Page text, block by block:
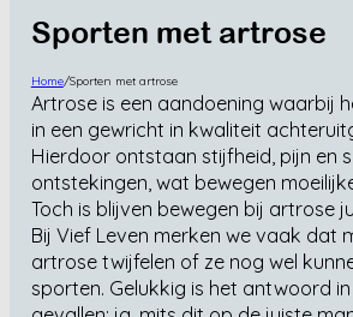
Sporten met artrose
Home/Sporten met artrose
Artrose is een aandoening waarbij
in een gewricht in kwaliteit
Hierdoor ontstaan stijfheid, pijn en
ontstekingen, wat bewegen
Toch is blijven bewegen bij artrose
Bij Vief Leven merken we vaak dat
artrose twijfelen of ze nog wel
sporten. Gelukkig is het antwoord